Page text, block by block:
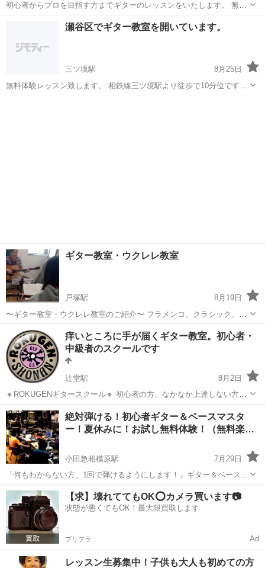
初心者からプロを目指す方までギターのレッスンをいたします。 無料
体験レッスン実施中！ マンツーマンのプライベートレッスンで月何回
からでもOK！ 当方プライベートスタジオにてレッスンいたします。
ギターを覚えたい方 ...
横浜市 ギター レッスン
瀬谷区でギター教室を開いています。
三ツ境駅
8月25日
無料体験レッスン致します。 相鉄線三ツ境駅より徒歩で10分位です。
ギター教室・ウクレレ教室
戸塚駅
8月19日
〜ギター教室・ウクレレ教室のご紹介〜 フラメンコ、クラシック、ポ
ピュラー、ボサノバ等お好きなジャンルにチャレンジしてみませんか❔
楽譜が読めなくても大丈夫です‼️ メロディー・リズム・コードを学ん
で楽しく演奏し...
神奈川 横浜市 ギター ボサノバ
痒いところに手が届くギター教室。初心者・
中級者のスクールです
辻堂駅
8月2日
🔸ROKUGENギタースクール🔸 初心者の方、なかなか上達しない方、
お手伝いします！ アコギがメインですがエレキの方も ご相談くださ
い。 🟩🟩🟩🟩🟩🟩🟩🟩🟩🟩🟩🟩🟩🟩 🔸ギターを弾けるようになりたい
けど ...
神奈川 藤沢市 辻堂駅 ギター 個人
絶対弾ける！初心者ギター＆ベースマスタ
ー！夏休みに！お試し無料体験！（無料楽
小田急相模原駅
7月29日
「何もわからない方、1回で弾けるようにします！」ギター＆ベース、
どちらも可。 夏休みのお子様（保護者同伴歓迎）からご年配の方ま
で！ 初回30分お試し無料体験！（無料楽器レンタルあり） 通常レッス
ン＝1時間300...
神奈川 相模原市 小田急相模原駅 ギター 無料
【求】壊れててもOK⭕️カメラ買います📷
状態が悪くてもOK！最大限買取します
プリフラ Ad
レッスン生募集中！子供も大人も初めての方